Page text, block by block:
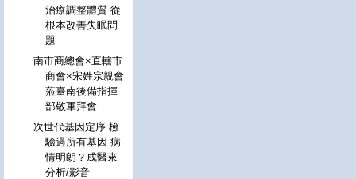
治療調整體質 從
根本改善失眠問
題
南市商總會×直轄市
商會×宋姓宗親會
蒞臺南後備指揮
部敬軍拜會
次世代基因定序 檢
驗過所有基因 病
情明朗？成醫來
分析/影音